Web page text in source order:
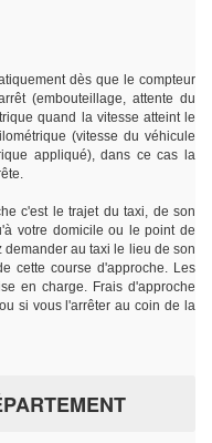
dès que le compteur
(embouteillage, attente du
quand la vitesse atteint le
(vitesse du véhicule
appliqué), dans ce cas la
c'est le trajet du taxi, de son
votre domicile ou le point de
demander au taxi le lieu de son
cette course d'approche. Les
en charge. Frais d'approche
si vous l'arrêter au coin de la